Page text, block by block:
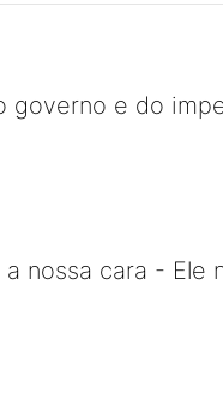
governo e do
nossa cara -